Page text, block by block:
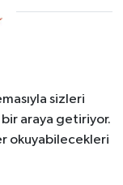
sizleri
araya getiriyor.
okuyabilecekleri